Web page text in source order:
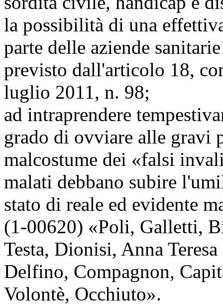
la possibilità di una
parte delle aziende
previsto dall'articolo 18,
luglio 2011, n. 98;
ad intraprendere
grado di ovviare alle gravi
malcostume dei «falsi
malati debbano subire
stato di reale ed evidente
(1-00620) «Poli, Galletti,
Testa, Dionisi, Anna
Delfino, Compagnon,
Volontè, Occhiuto».